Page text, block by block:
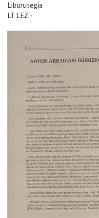
Liburutegia
LT LEZ -